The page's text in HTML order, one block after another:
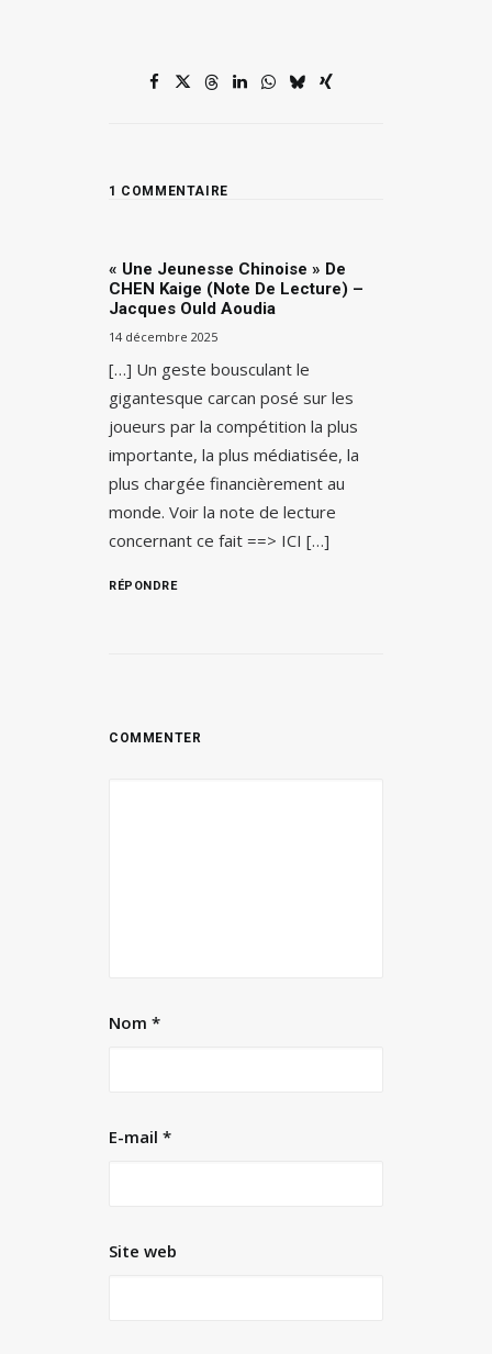
1 COMMENTAIRE
« Une Jeunesse Chinoise » De
CHEN Kaige (note De Lecture) –
Jacques Ould Aoudia
14 décembre 2025
[…] Un geste bousculant le
gigantesque carcan posé sur les
joueurs par la compétition la plus
importante, la plus médiatisée, la
plus chargée financièrement au
monde. Voir la note de lecture
concernant ce fait ==> ICI […]
RÉPONDRE
Nom *
E-mail *
Site web